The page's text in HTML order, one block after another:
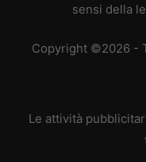
sensi della
Copyright ©2026 -
Le attività